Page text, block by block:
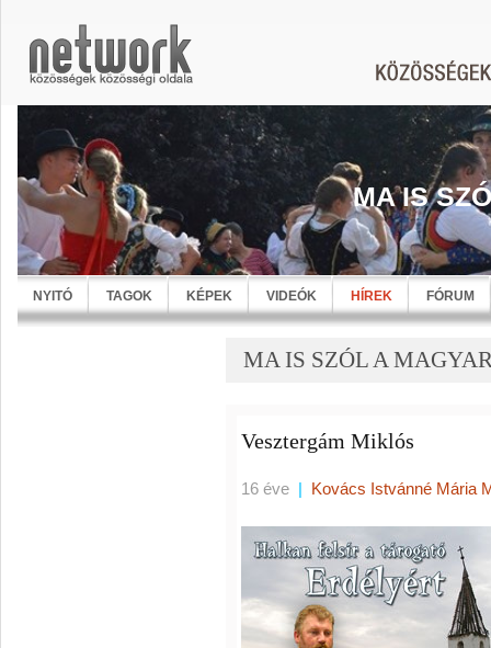
MA IS
NYITÓ TAGOK KÉPEK VIDEÓK HÍREK FÓRUM
MA IS SZÓL A
Vesztergám Miklós
16 éve | Kovács Istvánné Mária